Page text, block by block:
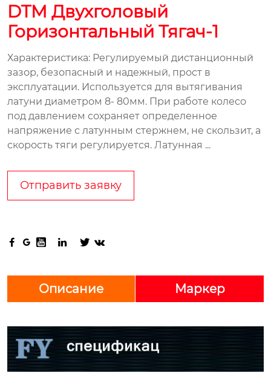
DTM Двухголовый
Горизонтальный Тягач-1
Характеристика: Регулируемый дистанционный
зазор, безопасный и надежный, прост в
эксплуатации. Используется для вытягивания
латуни диаметром 8- 80мм. При работе колесо
под давлением сохраняет определенное
напряжение с латунным стержнем, не скользит, а
скорость тяги регулируется. Латунная ...
Отправить заявку
     
Описание Маркер